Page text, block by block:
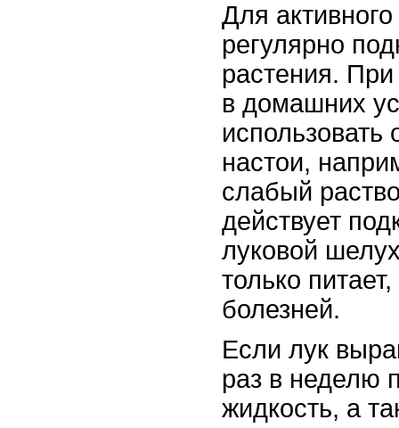
Для
регулярно
растения.
в домашних
использовать
настои,
слабый
действует
луковой
только
болезней.
Если лук
раз в неделю
жидкость, а